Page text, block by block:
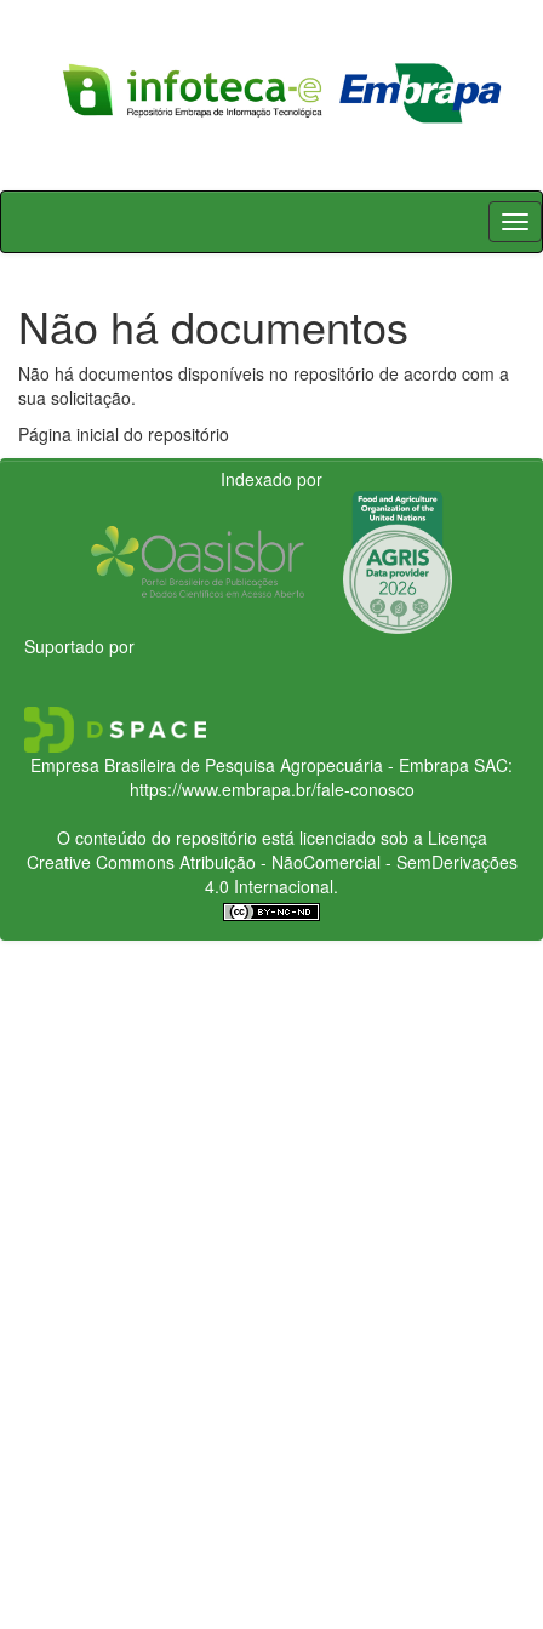
Skip
Não há documentos
Não há documentos disponíveis no repositório de acordo com a
sua solicitação.
Página inicial do repositório
Indexado por
Suportado por
Empresa Brasileira de Pesquisa Agropecuária - Embrapa SAC:
https://www.embrapa.br/fale-conosco
O conteúdo do repositório está licenciado sob a Licença
Creative CommonsAtribuição - NãoComercial - SemDerivações
4.0 Internacional.